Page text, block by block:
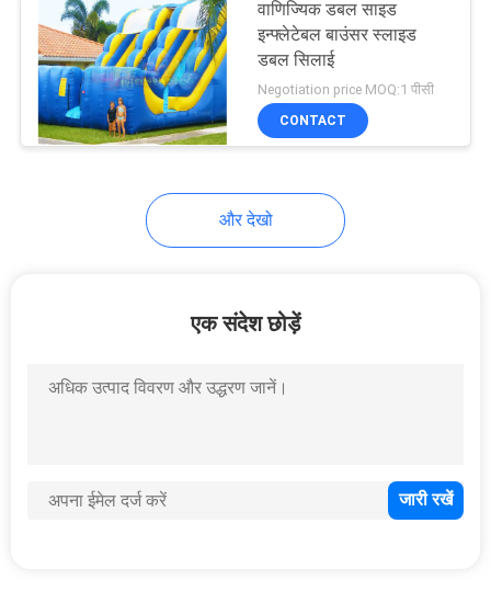
Inflatable जल पार्क
वाणिज्यिक डबल साइड
इन्फ्लेटेबल बाउंसर स्लाइड
डबल सिलाई
Negotiation price MOQ:1 पीसी
CONTACT
और देखो
एक संदेश छोड़ें